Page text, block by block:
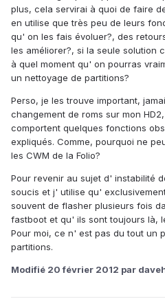
plus, cela servirai à quoi de faire
en utilise que très peu de leurs
qu' on les fais évoluer?, des
les améliorer?, si la seule solution
à quel moment qu' on pourras
un nettoyage de partitions?
Perso, je les trouve important,
changement de roms sur mon
comportent quelques fonctions
expliqués. Comme, pourquoi ne
les CWM de la Folio?
Pour revenir au sujet d' instabilité
soucis et j' utilise qu'
souvent de flasher plusieurs fois
fastboot et qu' ils sont toujours là,
Pour moi, ce n' est pas du tout un
partitions.
Modifié 20 février 2012 par